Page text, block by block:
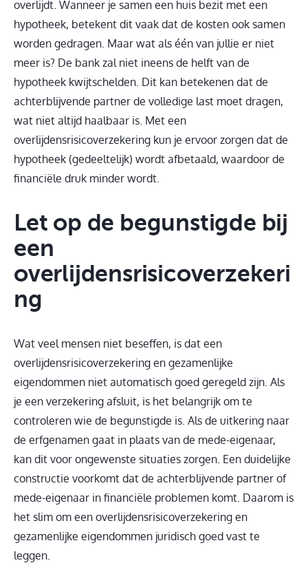
overlijdt. Wanneer je samen een huis bezit met een
hypotheek, betekent dit vaak dat de kosten ook samen
worden gedragen. Maar wat als één van jullie er niet
meer is? De bank zal niet ineens de helft van de
hypotheek kwijtschelden. Dit kan betekenen dat de
achterblijvende partner de volledige last moet dragen,
wat niet altijd haalbaar is. Met een
overlijdensrisicoverzekering kun je ervoor zorgen dat de
hypotheek (gedeeltelijk) wordt afbetaald, waardoor de
financiële druk minder wordt.
Let op de begunstigde bij
een
overlijdensrisicoverzekeri
ng
Wat veel mensen niet beseffen, is dat een
overlijdensrisicoverzekering en gezamenlijke
eigendommen niet automatisch goed geregeld zijn. Als
je een verzekering afsluit, is het belangrijk om te
controleren wie de begunstigde is. Als de uitkering naar
de erfgenamen gaat in plaats van de mede-eigenaar,
kan dit voor ongewenste situaties zorgen. Een duidelijke
constructie voorkomt dat de achterblijvende partner of
mede-eigenaar in financiële problemen komt. Daarom is
het slim om een overlijdensrisicoverzekering en
gezamenlijke eigendommen juridisch goed vast te
leggen.